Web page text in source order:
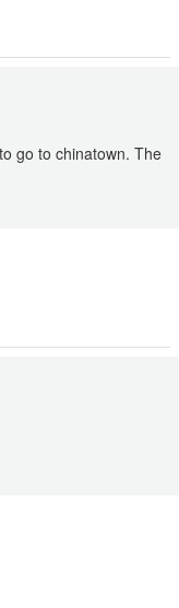
go to chinatown. The